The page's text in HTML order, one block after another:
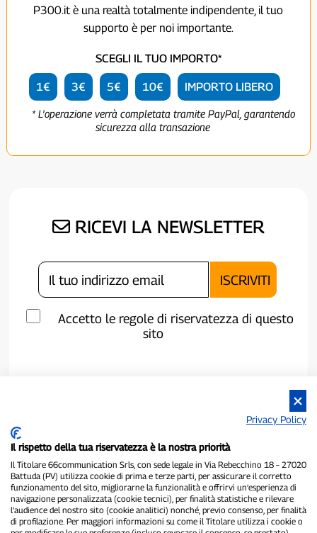
P300.it è una realtà totalmente indipendente, il tuo
supporto è per noi importante.
SCEGLI IL TUO IMPORTO*
1€ 3€ 5€ 10€ IMPORTO LIBERO
* L'operazione verrà completata tramite PayPal, garantendo
sicurezza alla transazione
RICEVI LA NEWSLETTER
Accetto le regole di riservatezza di questo
sito
P300.it è una Testata Giornalistica indipendente
Registrazione numero 1/2021 del 1/2/2021 - Tribunale di Pavia
Privacy Policy
Il rispetto della tua riservatezza è la nostra priorità
Il Titolare 66communication Srls, con sede legale in Via Rebecchino 18 – 27020
Battuda (PV) utilizza cookie di prima e terze parti, per assicurare il corretto
funzionamento del sito, migliorarne la funzionalità e offrirvi un’esperienza di
navigazione personalizzata (cookie tecnici), per finalità statistiche e rilevare
l’audience del nostro sito (cookie analitici) nonché, previo consenso, per finalità
di profilazione. Per maggiori informazioni su come il Titolare utilizza i cookie o